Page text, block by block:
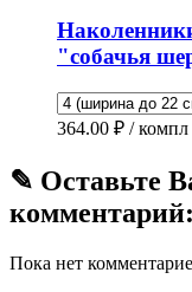
"собачья
364.00 ₽ / компл
✎ Оставьте
комментарий:
Пока нет